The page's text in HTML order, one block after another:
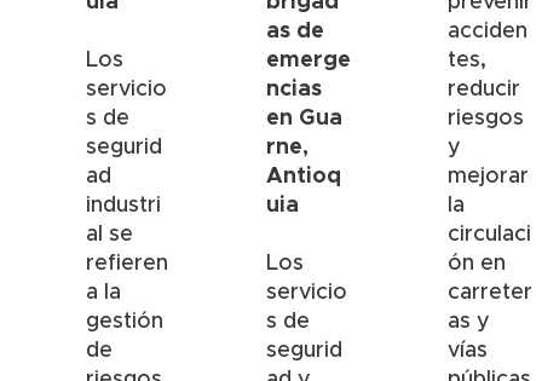
Los
servicio
s de
segurid
ad
industri
al se
refieren
a la
gestión
de
as de
emerge
ncias
en Gua
rne,
Antioq
uia
Los
servicio
s de
segurid
acciden
tes,
reducir
riesgos
y
mejorar
la
circulaci
ón en
carreter
as y
vías